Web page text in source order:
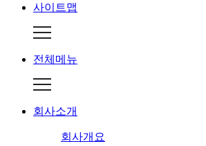
사이트맵
전체메뉴
회사소개
회사개요